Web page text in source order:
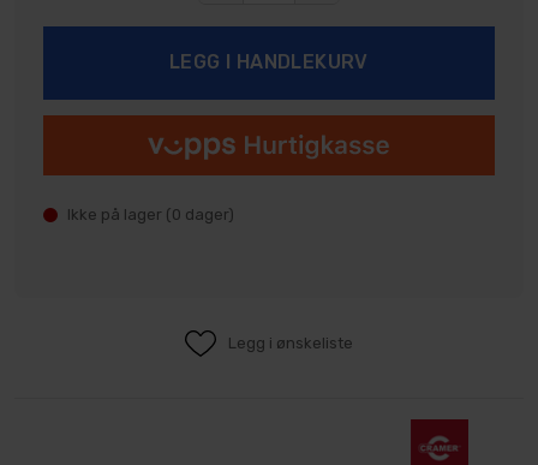
Ikke på lager (0 dager)
Legg i ønskeliste